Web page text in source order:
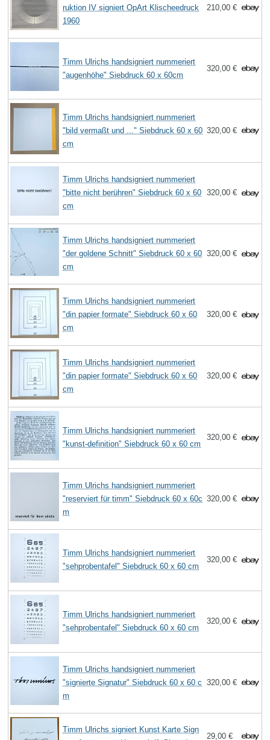
ruktion IV signiert OpArt Klischeedruck
1960
210,00 €
Timm Ulrichs handsigniert nummeriert
"augenhöhe" Siebdruck 60 x 60cm
320,00 €
Timm Ulrichs handsigniert nummeriert
"bild vermaßt und ..." Siebdruck 60 x 60
cm
320,00 €
Timm Ulrichs handsigniert nummeriert
"bitte nicht berühren" Siebdruck 60 x 60
cm
320,00 €
Timm Ulrichs handsigniert nummeriert
"der goldene Schnitt" Siebdruck 60 x 60
cm
320,00 €
Timm Ulrichs handsigniert nummeriert
"din papier formate" Siebdruck 60 x 60
cm
320,00 €
Timm Ulrichs handsigniert nummeriert
"din papier formate" Siebdruck 60 x 60
cm
320,00 €
Timm Ulrichs handsigniert nummeriert
"kunst-definition" Siebdruck 60 x 60 cm
320,00 €
Timm Ulrichs handsigniert nummeriert
"reserviert für timm" Siebdruck 60 x 60c
m
320,00 €
Timm Ulrichs handsigniert nummeriert
"sehprobentafel" Siebdruck 60 x 60 cm
320,00 €
Timm Ulrichs handsigniert nummeriert
"sehprobentafel" Siebdruck 60 x 60 cm
320,00 €
Timm Ulrichs handsigniert nummeriert
"signierte Signatur" Siebdruck 60 x 60 c
m
320,00 €
Timm Ulrichs signiert Kunst Karte Sign
29,00 €